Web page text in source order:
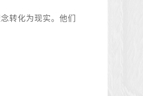
转化为现实。他们